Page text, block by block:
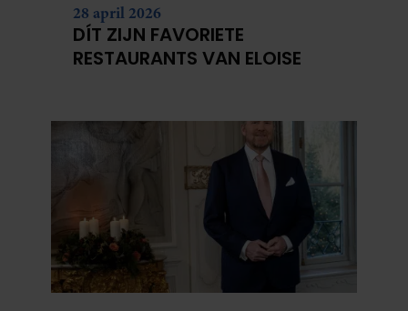
28 april 2026
DÍT ZIJN FAVORIETE
RESTAURANTS VAN ELOISE